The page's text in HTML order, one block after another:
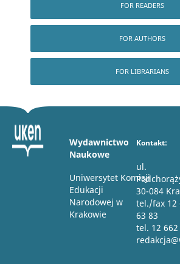
FOR READERS
FOR AUTHORS
FOR LIBRARIANS
Wydawnictwo
Naukowe
Uniwersytet Komisji
Edukacji
Narodowej w
Krakowie
Kontakt:
ul.
30-084
tel./fax 12
63 83
tel. 12 662